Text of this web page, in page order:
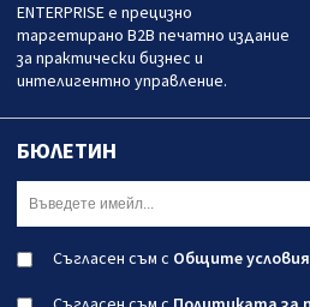
ENTERPRISE е прецизно
таргетирано B2B печатно издание
за практически бизнес и
интелигентно управление.
БЮЛЕТИН
Съгласен съм с Общите условия